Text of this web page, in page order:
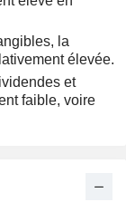
la
élevée.
et
faible, voire